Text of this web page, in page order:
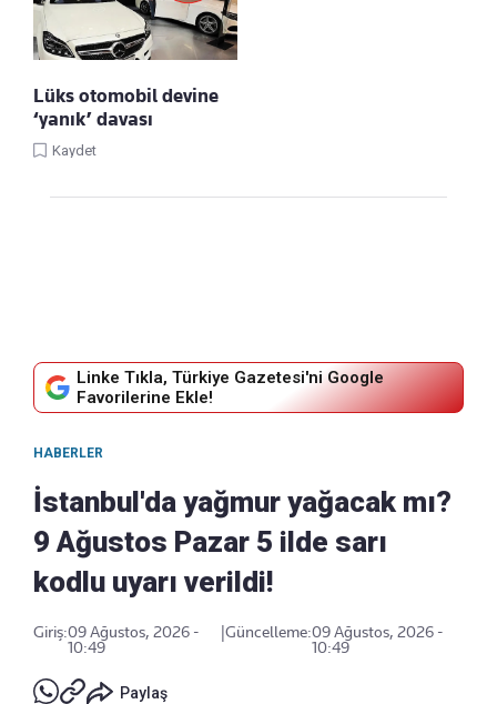
Lüks otomobil devine
‘yanık’ davası
Kaydet
Linke Tıkla, Türkiye Gazetesi'ni Google
Favorilerine Ekle!
HABERLER
İstanbul'da yağmur yağacak mı?
9 Ağustos Pazar 5 ilde sarı
kodlu uyarı verildi!
Giriş:09 Ağustos, 2026 -
10:49
Güncelleme:09 Ağustos, 2026 -
10:49
Paylaş